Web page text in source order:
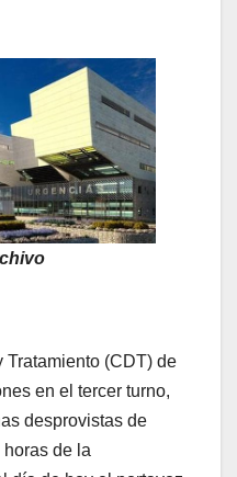
Tratamiento (CDT) de
en el tercer turno,
desprovistas de
de la